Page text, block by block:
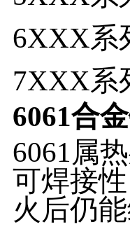
6XXX系
7XXX系
6061合
6061属
可焊接
火后仍